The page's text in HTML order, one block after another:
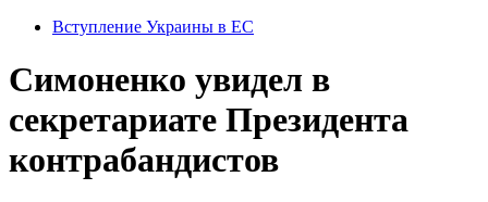
Вступление Украины в ЕС
Симоненко увидел в
секретариате Президента
контрабандистов